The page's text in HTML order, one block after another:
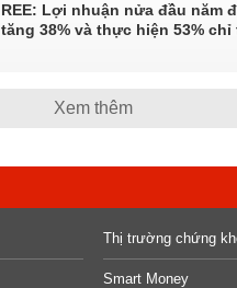
REE: Lợi nhuận nửa đầu năm
tăng 38% và thực hiện 53% chỉ
Xem thêm
Thị trường chứng
Smart Money